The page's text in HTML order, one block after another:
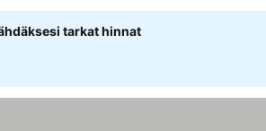
tarkat hinnat